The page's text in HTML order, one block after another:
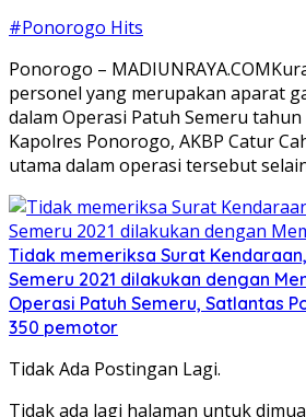
#Ponorogo Hits
Ponorogo –
personel yang merupakan aparat
dalam Operasi Patuh Semeru
Kapolres Ponorogo, AKBP Catur
utama dalam operasi tersebut
Tidak memeriksa Surat
Semeru 2021 dilakukan dengan
Operasi Patuh Semeru, Satlantas
350 pemotor
Tidak Ada Postingan Lagi.
Tidak ada lagi halaman untuk